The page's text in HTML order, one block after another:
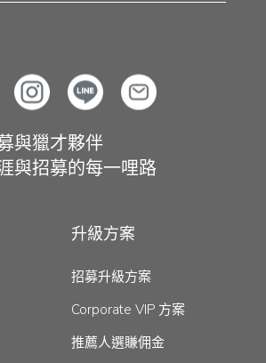
與獵才夥伴
與招募的每一哩路
升級方案
招募升級方案
Corporate VIP 方案
推薦人選賺佣金